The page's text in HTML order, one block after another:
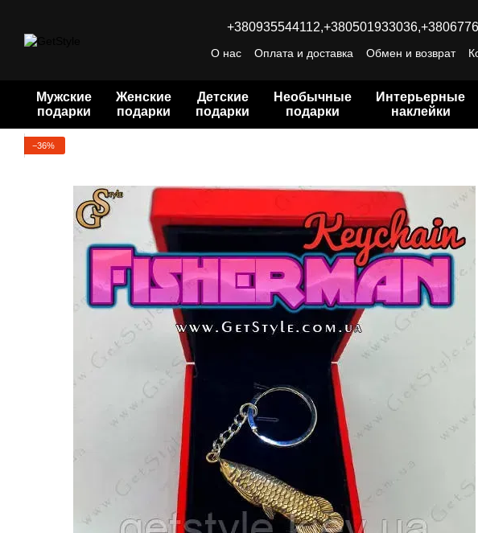
+380935544112,+380501933036,
О нас Оплата и доставка Обмен и возврат
Мужские
подарки
Женские
подарки
Детские
подарки
Необычные
подарки
Интерьерные
наклейки
−36%